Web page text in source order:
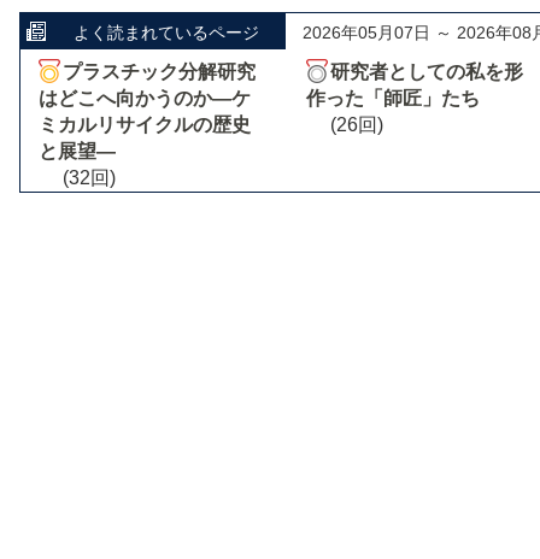
よく読まれているページ 2026年05月07日 ～ 2026年08
プラスチック分解研究
はどこへ向かうのか―ケ
ミカルリサイクルの歴史
と展望―
(32回)
研究者としての私を形
作った「師匠」たち
(26回)